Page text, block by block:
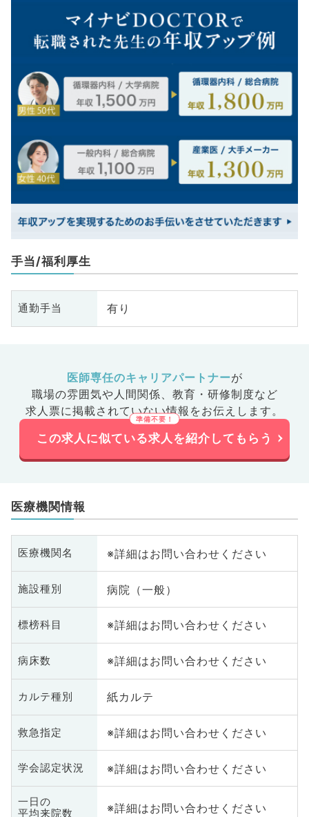
手当/福利厚生
通勤手当 有り
医師専任のキャリアパートナーが
職場の雰囲気や人間関係、 教育・研修制度など
求人票に掲載されていない情報をお伝えします。
この求人に似ている求人を紹介してもらう
医療機関情報
医療機関名 ※詳細はお問い合わせください
施設種別 病院（一般）
標榜科目 ※詳細はお問い合わせください
病床数 ※詳細はお問い合わせください
カルテ種別 紙カルテ
救急指定 ※詳細はお問い合わせください
学会認定状況 ※詳細はお問い合わせください
一日の
平均来院数
※詳細はお問い合わせください